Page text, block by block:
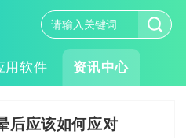
用软件 资讯中心
后应该如何应对